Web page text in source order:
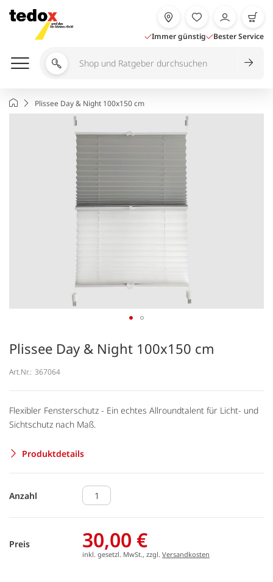
Inhalt
springen
Immer günstig Bester Service
Shop
durchsuchen
StartseitePlissee Day & Night 100x150 cm
Plissee Day & Night 100x150 cm
Art.Nr.: 367064
Flexibler Fensterschutz - Ein echtes Allroundtalent für Licht- und
Sichtschutz nach Maß.
Produktdetails
Anzahl
Preis 30,00 €
inkl. gesetzl. MwSt., zzgl. Versandkosten